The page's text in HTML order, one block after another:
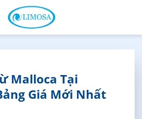
Malloca Tại
Giá Mới Nhất